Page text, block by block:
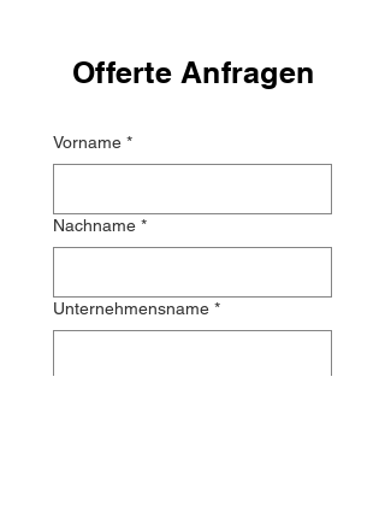
Offerte Anfragen
Vorname *
Nachname *
Unternehmensname *